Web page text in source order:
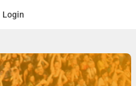
Login